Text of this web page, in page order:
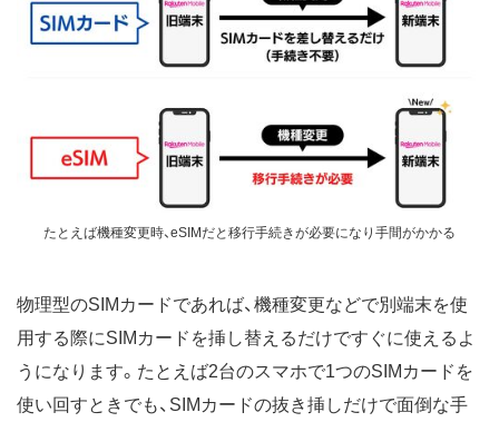
たとえば機種変更時、eSIMだと移行手続きが必要になり手間がかかる
物理型のSIMカードであれば、機種変更などで別端末を使
用する際にSIMカードを挿し替えるだけですぐに使えるよ
うになります。たとえば2台のスマホで1つのSIMカードを
使い回すときでも、SIMカードの抜き挿しだけで面倒な手